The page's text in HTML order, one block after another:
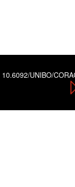
10.6092/UNIBO/